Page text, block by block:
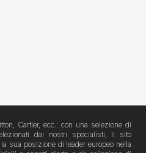
Cartier, ecc.: con una selezione di
dai nostri specialisti, il sito
sua posizione di leader europeo nella